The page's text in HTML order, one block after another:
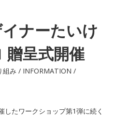
イナーたいけ
贈呈式開催
組み / INFORMATION /
たワークショップ第1弾に続く